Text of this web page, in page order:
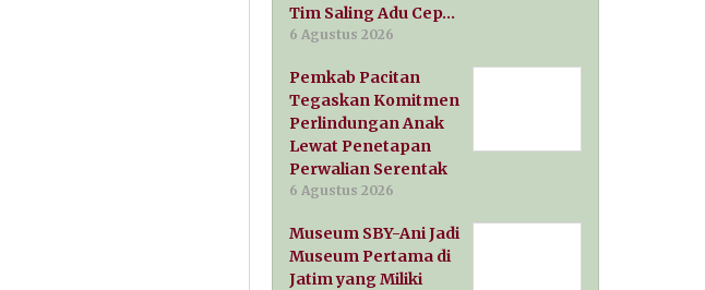
Tim Saling Adu Cep…
6 Agustus 2026
Pemkab Pacitan
Tegaskan Komitmen
Perlindungan Anak
Lewat Penetapan
Perwalian Serentak
6 Agustus 2026
Museum SBY-Ani Jadi
Museum Pertama di
Jatim yang Miliki